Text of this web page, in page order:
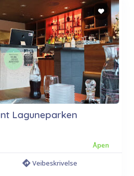
Laguneparken
Åpen
Veibeskrivelse